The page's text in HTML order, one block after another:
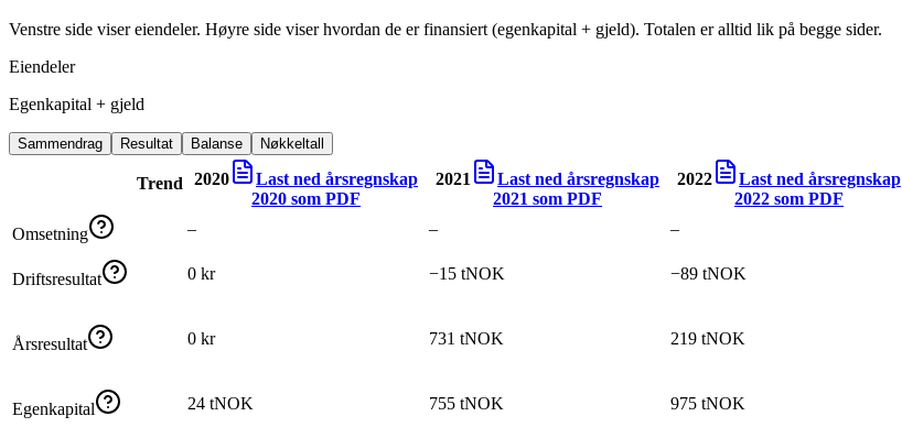
Venstre side viser eiendeler. Høyre side viser hvordan de er finansiert (egenkapital + gjeld). Totalen er alltid lik på begge sider.
Eiendeler
Egenkapital + gjeld
Sammendrag Resultat Balanse Nøkkeltall
Trend 2020
Last ned årsregnskap
2020 som PDF
2021
Last ned årsregnskap
2021 som PDF
2022
Last ned årsregnskap
2022 som PDF
Omsetning – – –
Driftsresultat 0 kr −15 tNOK −89 tNOK
Årsresultat 0 kr 731 tNOK 219 tNOK
Egenkapital 24 tNOK 755 tNOK 975 tNOK